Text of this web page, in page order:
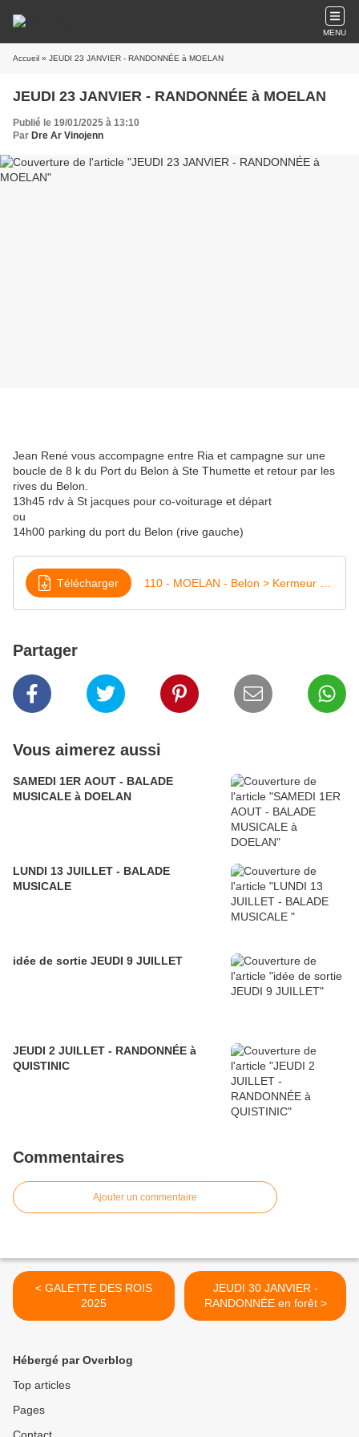
MENU
Accueil » JEUDI 23 JANVIER - RANDONNÉE à MOELAN
JEUDI 23 JANVIER - RANDONNÉE à MOELAN
Publié le 19/01/2025 à 13:10
Par Dre Ar Vinojenn
Jean René vous accompagne entre Ria et campagne sur une
boucle de 8 k du Port du Belon à Ste Thumette et retour par les
rives du Belon.
13h45 rdv à St jacques pour co-voiturage et départ
ou
14h00 parking du port du Belon (rive gauche)
Télécharger
Partager
Vous aimerez aussi
SAMEDI 1ER AOUT - BALADE
MUSICALE à DOELAN
LUNDI 13 JUILLET - BALADE
MUSICALE
idée de sortie JEUDI 9 JUILLET
JEUDI 2 JUILLET - RANDONNÉE à
QUISTINIC
Commentaires
Ajouter un commentaire
< GALETTE DES ROIS
2025
JEUDI 30 JANVIER -
RANDONNÉE en forêt >
Hébergé par Overblog
Top articles
Pages